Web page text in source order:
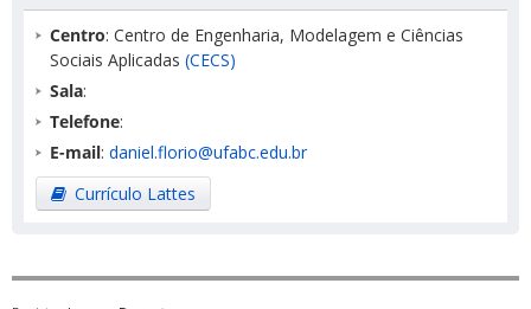
Centro: Centro de Engenharia, Modelagem e Ciências
Sociais Aplicadas (CECS)
Sala:
Telefone:
E-mail: daniel.florio@ufabc.edu.br
Currículo Lattes